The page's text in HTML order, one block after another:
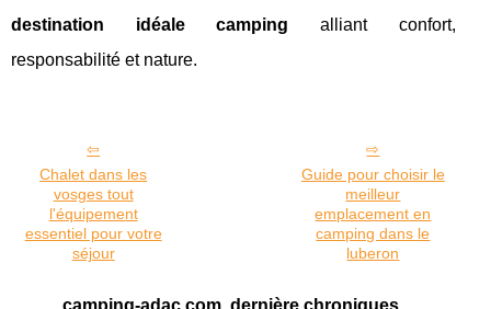
destination idéale camping alliant confort,
responsabilité et nature.
Chalet dans les
vosges tout
l'équipement
essentiel pour votre
séjour
Guide pour choisir le
meilleur
emplacement en
camping dans le
luberon
camping-adac.com, dernière chroniques.